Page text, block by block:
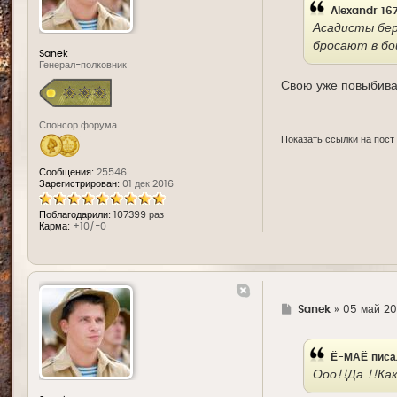
Sanek
Генерал-полковник
Спонсор форума
Сообщения: 25546
Зарегистрирован: 01 дек 2016
Поблагодарили: 107399 раз
Карма: +10/-0
Alexandr
Асадисты
бросают в
Свою уже
Показать ссылки на пост
ГSanek» 05 май
Ё-МАЁ
Ооо!!Да !!Как